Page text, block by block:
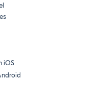
iOS